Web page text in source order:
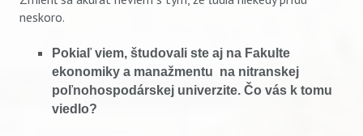
neskoro.
Pokiaľ viem, študovali ste aj na Fakulte
ekonomiky a manažmentu na nitranskej
poľnohospodárskej univerzite. Čo vás k tomu
viedlo?